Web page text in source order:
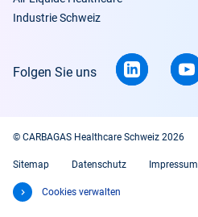
Industrie Schweiz
Folgen Sie uns
© CARBAGAS Healthcare Schweiz 2026
Sitemap Datenschutz Impressum
Cookies verwalten